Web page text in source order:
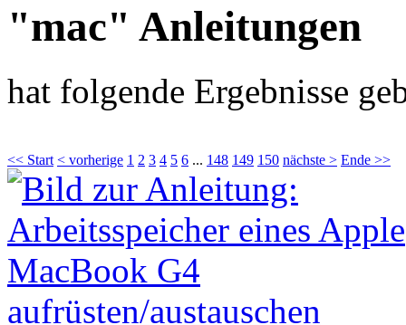
"mac" Anleitungen
hat folgende Ergebnisse
<< Start < vorherige 1 2 3 4 5 6 ... 148 149 150 nächste > Ende >>